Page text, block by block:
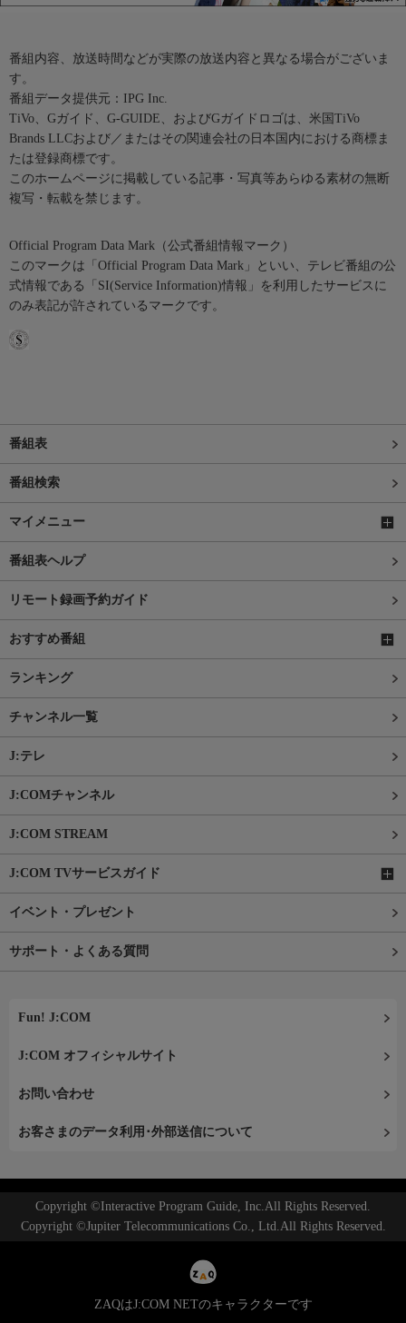
番組内容、放送時間などが実際の放送内容と異なる場合がございま
す。
番組データ提供元：IPG Inc.
TiVo、Gガイド、G-GUIDE、およびGガイドロゴは、米国TiVo
Brands LLCおよび／またはその関連会社の日本国内における商標ま
たは登録商標です。
このホームページに掲載している記事・写真等あらゆる素材の無断
複写・転載を禁じます。
Official Program Data Mark（公式番組情報マーク）
このマークは「Official Program Data Mark」といい、テレビ番組の公
式情報である「SI(Service Information)情報」を利用したサービスに
のみ表記が許されているマークです。
番組表
番組検索
マイメニュー
番組表ヘルプ
リモート録画予約ガイド
おすすめ番組
ランキング
チャンネル一覧
J:テレ
J:COMチャンネル
J:COM STREAM
J:COM TVサービスガイド
イベント・プレゼント
サポート・よくある質問
Fun! J:COM
J:COM オフィシャルサイト
お問い合わせ
お客さまのデータ利用･外部送信について
Copyright ©Interactive Program Guide, Inc.All Rights Reserved.
Copyright ©Jupiter Telecommunications Co., Ltd.All Rights Reserved.
ZAQはJ:COM NETのキャラクターです